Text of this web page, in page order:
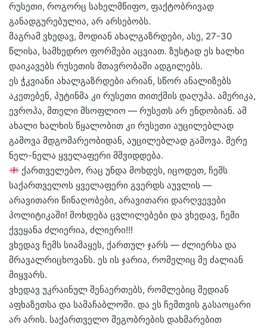
რუსეთი, როგორც სახელმწიფო, ფაქტობრივად
განადგურებულია, არ არსებობს.
მაგრამ ვხედავ, მოდიან ახალგაზრდები, ასე, 27-30
წლისა, სამხედრო ფორმები აცვიათ. ზუსტად ეს ხალხი
დაიკავებს რუსეთის მთავრობაში ადგილებს.
ეს ჭკვიანი ახალგაზრდები არიან, სწორ ანალიზებს
აკეთებენ, პუტინმა კი რუსეთი თითქმის დაღუპა. ამერიკა,
ევროპა, მთელი მსოფლიო — რუსეთს არ ენდობიან. ამ
ახალი ხალხის წყალობით კი რუსეთი აუცილებლად
გამოვა მდგომარეობიდან, აუცილებლად გამოვა. მერე
ნელ-ნელა ყველაფერი მშვიდდება.
ქართველებო, რაც უნდა მოხდეს, იცოდეთ, ჩემს
საქართველოს ყველაფერი გვერდს აუვლის —
არავითარი წინაღობები, არავითარი დარღვევები
პოლიტიკაში! მოხდება ცვლილებები და ვხედავ, ჩემი
ქვეყანა ძლიერია, ძლიერი!!!
ვხედავ ჩემს სიამაყეს, ქართულ ჯარს — ძლიერსა და
მრავალრიცხოვანს. ეს ის ჯარია, რომელიც მე ძალიან
მიყვარს.
ვხედავ უკრაინულ შენაერთებს, რომლებიც შედიან
აფხაზეთსა და სამაჩაბლოში. და ეს ჩემთვის გასაოცარი
არ არის. საქართველო მეგობრების დახმარებით